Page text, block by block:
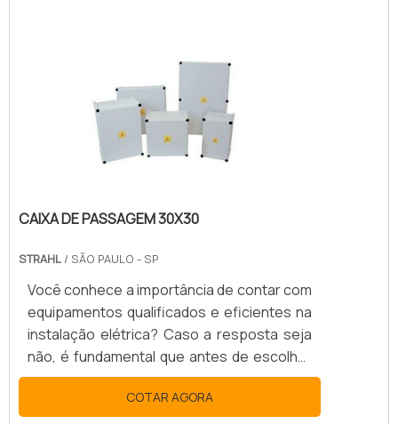
forma correta para que ao mesmo tempo
que oferecem uma energia de alta
qualidade para que os processos sejam
CAIXA DE PASSAGEM 30X30
STRAHL / SÃO PAULO - SP
Você conhece a importância de contar com
equipamentos qualificados e eficientes na
instalação elétrica? Caso a resposta seja
não, é fundamental que antes de escolher
os aparelhos que darão forma para a rede
de eletricidade você entenda melhor como
COTAR AGORA